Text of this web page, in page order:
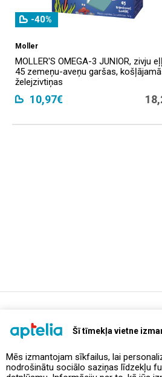
Šī tīmekļa vietne
Mēs izmantojam sīkfailus, lai
nodrošinātu sociālo saziņas līdzekļu
-40%
Moller
MOLLER'S OMEGA-3 JUNIOR, zivju
45 zemeņu-aveņu garšas,
želejzivtiņas
10,97€
Piedāvājumi un akcijas